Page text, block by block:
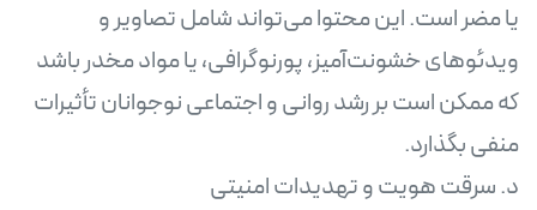
یا مضر است. این محتوا می‌تواند شامل تصاویر و
ویدئوهای خشونت‌آمیز، پورنوگرافی، یا مواد مخدر باشد
که ممکن است بر رشد روانی و اجتماعی نوجوانان تأثیرات